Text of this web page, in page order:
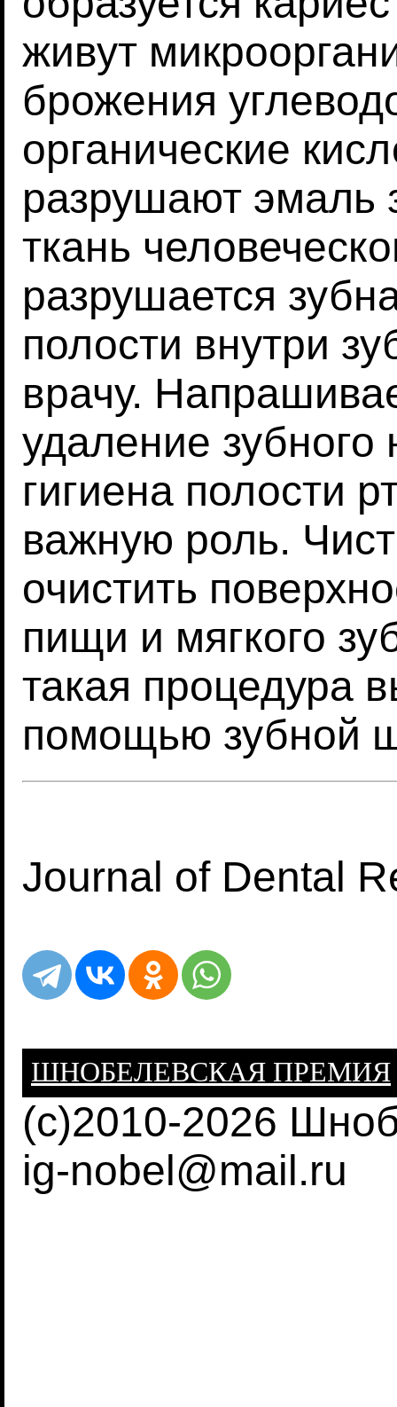
живут
брожения
органические
разрушают эмаль
ткань
разрушается
полости внутри
врачу.
удаление
гигиена полости
важную роль.
очистить
пищи и мягкого
такая процедура
помощью зубной
Journal of Dental
ШНОБЕЛЕВСКАЯ ПРЕМИЯ
(c)2010-2026
ig-nobel@mail.ru